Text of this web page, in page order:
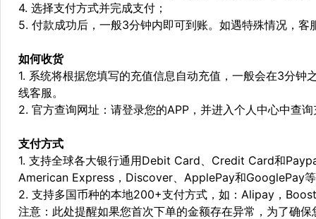
4. 选择支付方式并完成支付；
5. 付款成功后，一般3分钟内即可到账。如遇特殊情况，
如何收货
1. 系统将根据您填写的充值信息自动充值，一般会在3分
线客服。
2. 官方查询网址：请登录您的APP，并进入个人中心中查
支付方式
1. 支持全球各大银行通用Debit Card、Credit Card和
American Express，Discover、ApplePay和GooglePay
2. 支持多国币种的本地200+支付方式，如：Alipay，
注意：此处提醒如果您首次下单的金额存在异常，为了确